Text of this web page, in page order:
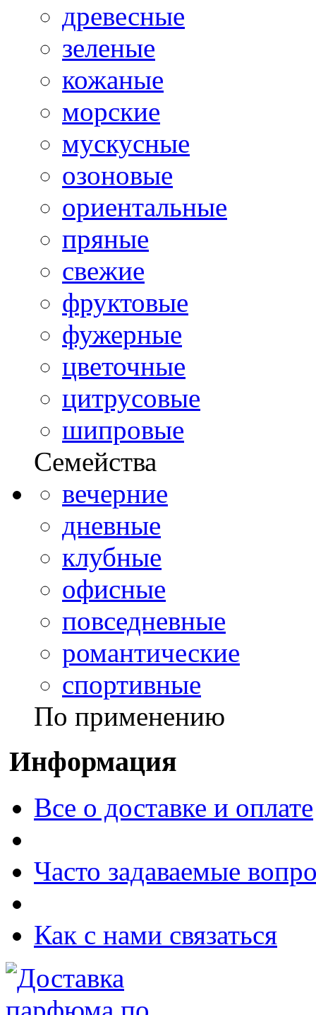
древесные
зеленые
кожаные
морские
мускусные
озоновые
ориентальные
пряные
свежие
фруктовые
фужерные
цветочные
цитрусовые
шипровые
Семейства
вечерние
дневные
клубные
офисные
повседневные
романтические
спортивные
По применению
Информация
Все о доставке и оплате
Часто задаваемые
Как с нами связаться